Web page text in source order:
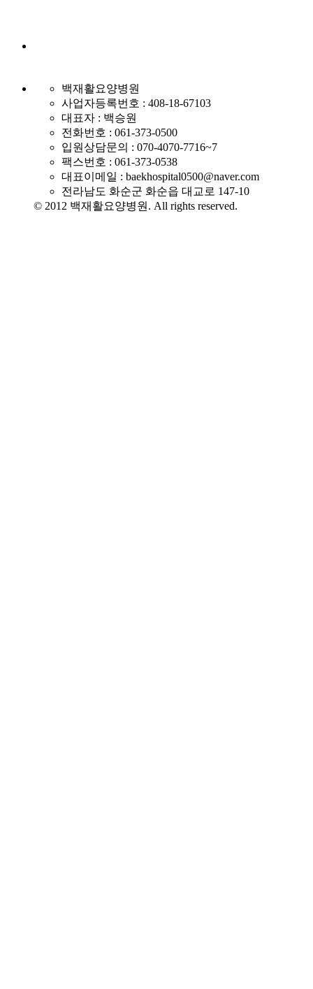
백재활요양병원
사업자등록번호 : 408-18-67103
대표자 : 백승원
전화번호 : 061-373-0500
입원상담문의 : 070-4070-7716~7
팩스번호 : 061-373-0538
대표이메일 : baekhospital0500@naver.com
전라남도 화순군 화순읍 대교로 147-10
© 2012 백재활요양병원. All rights reserved.